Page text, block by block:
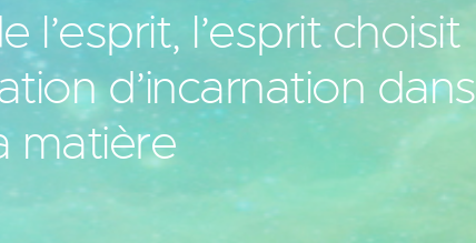
l’esprit, l’esprit choisit
d’incarnation dans
matière